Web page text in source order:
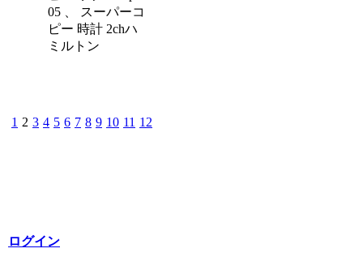
05 、 スーパーコ
ピー 時計 2chハ
ミルトン
1 2 3 4 5 6 7 8 9 10 11 12
ログイン